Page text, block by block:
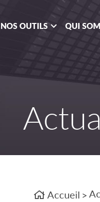
NOS OUTILS QUI
Accueil >